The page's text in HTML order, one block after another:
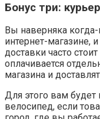
Бонус три:
Вы наверняка
интернет-магазине,
доставки часто
оплачивается
магазина и
Для этого вам
велосипед, если